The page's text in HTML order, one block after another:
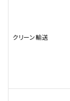
クリーン輸送